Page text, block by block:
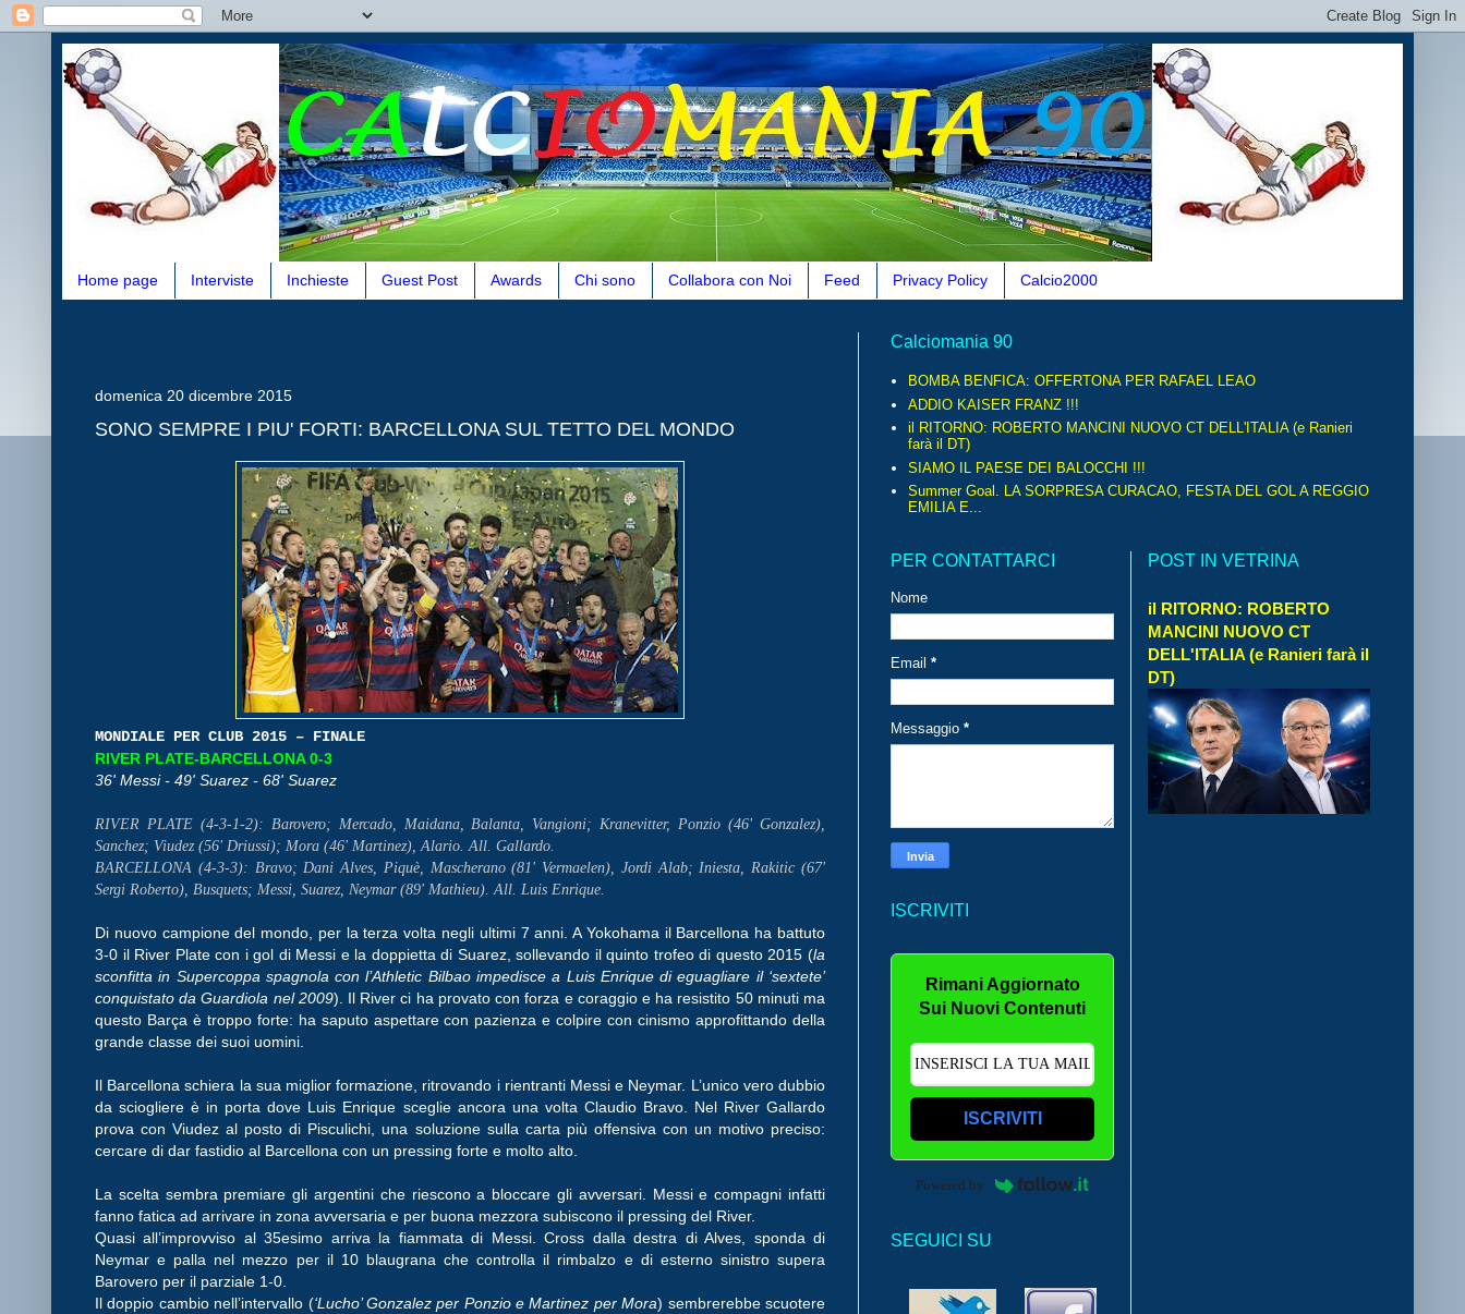
Home page Interviste Inchieste Guest Post Awards Chi sono Collabora con Noi Feed Privacy Policy Calcio2000
domenica 20 dicembre 2015
SONO SEMPRE I PIU' FORTI: BARCELLONA SUL TETTO DEL MONDO
MONDIALE PER CLUB 2015 – FINALE
RIVER PLATE-BARCELLONA 0-3
36' Messi - 49' Suarez - 68' Suarez
RIVER PLATE (4-3-1-2): Barovero; Mercado, Maidana, Balanta, Vangioni; Kranevitter, Ponzio (46' Gonzalez),
Sanchez; Viudez (56' Driussi); Mora (46' Martinez), Alario. All. Gallardo.
BARCELLONA (4-3-3): Bravo; Dani Alves, Piquè, Mascherano (81' Vermaelen), Jordi Alab; Iniesta, Rakitic (67'
Sergi Roberto), Busquets; Messi, Suarez, Neymar (89' Mathieu). All. Luis Enrique.
Di nuovo campione del mondo, per la terza volta negli ultimi 7 anni. A Yokohama il Barcellona ha battuto
3-0 il River Plate con i gol di Messi e la doppietta di Suarez, sollevando il quinto trofeo di questo 2015 (la
sconfitta in Supercoppa spagnola con l’Athletic Bilbao impedisce a Luis Enrique di eguagliare il ‘sextete’
conquistato da Guardiola nel 2009). Il River ci ha provato con forza e coraggio e ha resistito 50 minuti ma
questo Barça è troppo forte: ha saputo aspettare con pazienza e colpire con cinismo approfittando della
grande classe dei suoi uomini.
Il Barcellona schiera la sua miglior formazione, ritrovando i rientranti Messi e Neymar. L’unico vero dubbio
da sciogliere è in porta dove Luis Enrique sceglie ancora una volta Claudio Bravo. Nel River Gallardo
prova con Viudez al posto di Pisculichi, una soluzione sulla carta più offensiva con un motivo preciso:
cercare di dar fastidio al Barcellona con un pressing forte e molto alto.
La scelta sembra premiare gli argentini che riescono a bloccare gli avversari. Messi e compagni infatti
fanno fatica ad arrivare in zona avversaria e per buona mezzora subiscono il pressing del River.
Quasi all’improvviso al 35esimo arriva la fiammata di Messi. Cross dalla destra di Alves, sponda di
Neymar e palla nel mezzo per il 10 blaugrana che controlla il rimbalzo e di esterno sinistro supera
Barovero per il parziale 1-0.
Il doppio cambio nell’intervallo (‘Lucho’ Gonzalez per Ponzio e Martinez per Mora) sembrerebbe scuotere
Calciomania 90
BOMBA BENFICA: OFFERTONA PER RAFAEL LEAO
ADDIO KAISER FRANZ !!!
il RITORNO: ROBERTO MANCINI NUOVO CT DELL'ITALIA (e Ranieri
farà il DT)
SIAMO IL PAESE DEI BALOCCHI !!!
Summer Goal. LA SORPRESA CURACAO, FESTA DEL GOL A REGGIO
EMILIA E...
PER CONTATTARCI
Nome
Email *
Messaggio *
ISCRIVITI
Rimani Aggiornato
Sui Nuovi Contenuti
ISCRIVITI
Powered by
SEGUICI SU
POST IN VETRINA
il RITORNO: ROBERTO
MANCINI NUOVO CT
DELL'ITALIA (e Ranieri farà il
DT)